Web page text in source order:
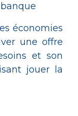
économies
une offre
et son
jouer la